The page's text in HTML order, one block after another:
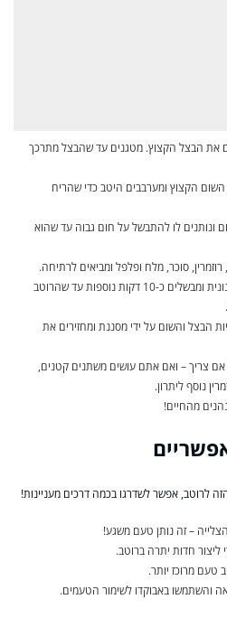
את הבצל הקצוץ. מטגנים עד שהבצל מתרכך
הקצוץ ומערבבים היטב כדי שהריח
ונותנים לו להתבשל על חום גבוה עד שהוא
סוכר, מלח ופלפל ומביאים לרתיחה.
אחרי רתיחה, מנמיכים את הלהבה לבינונית ומבשלים כ-10 דקות נוספות עד שהרוטב
הבצל והשום על ידי מסננת ומחזירים את
אם צריך – ואם אתם עושים משתנים קטנים,
נוסף ליתרון.
מהחיים!
לרוטב, אפשר לשדרגו בכמה דרכים מעניינות!
– זה נותן טעם משגע!
ליצור חדות יתרה ברוטב.
טעם מרוכז יותר.
והשתמשו באבוקדו לשימור הטעמים.